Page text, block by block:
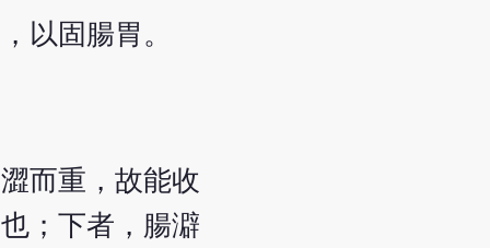
以固腸胃。
而重，故能收
；下者，腸澼